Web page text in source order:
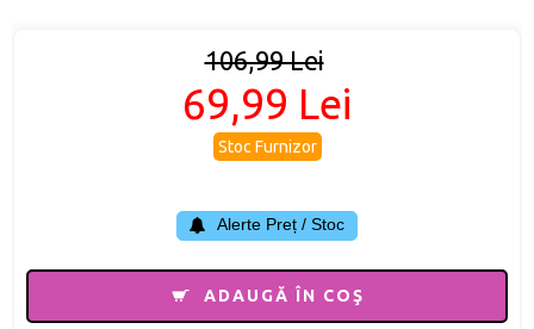
106,99 Lei
69,99 Lei
Stoc Furnizor
Alerte Preț / Stoc
ADAUGĂ ÎN COŞ